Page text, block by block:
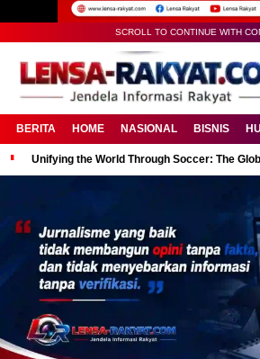
SCROLL TO CONTINUE WITH
BERITA HOME NASIONAL BISNIS
Unifying the World Through Soccer: The